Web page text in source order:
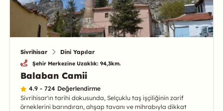
Sivrihisar Dini Yapılar
Şehir Merkezine Uzaklık: 94,3km.
Balaban Camii
4.9 - 724 Değerlendirme
Sivrihisar'ın tarihi dokusunda, Selçuklu taş işçiliğinin zarif
örneklerini barındıran, ahşap tavanı ve mihrabıyla dikkat